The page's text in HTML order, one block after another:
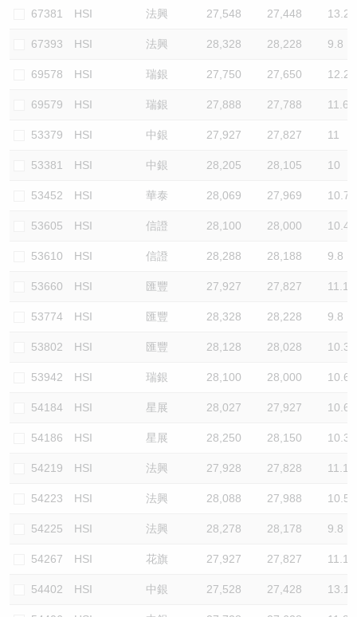
67381 HSI 法興 27,548 27,448 13.2
67393 HSI 法興 28,328 28,228 9.8
69578 HSI 瑞銀 27,750 27,650 12.2
69579 HSI 瑞銀 27,888 27,788 11.6
53379 HSI 中銀 27,927 27,827 11
53381 HSI 中銀 28,205 28,105 10
53452 HSI 華泰 28,069 27,969 10.7
53605 HSI 信證 28,100 28,000 10.4
53610 HSI 信證 28,288 28,188 9.8
53660 HSI 匯豐 27,927 27,827 11.1
53774 HSI 匯豐 28,328 28,228 9.8
53802 HSI 匯豐 28,128 28,028 10.3
53942 HSI 瑞銀 28,100 28,000 10.6
54184 HSI 星展 28,027 27,927 10.6
54186 HSI 星展 28,250 28,150 10.3
54219 HSI 法興 27,928 27,828 11.1
54223 HSI 法興 28,088 27,988 10.5
54225 HSI 法興 28,278 28,178 9.8
54267 HSI 花旗 27,927 27,827 11.1
54402 HSI 中銀 27,528 27,428 13.1